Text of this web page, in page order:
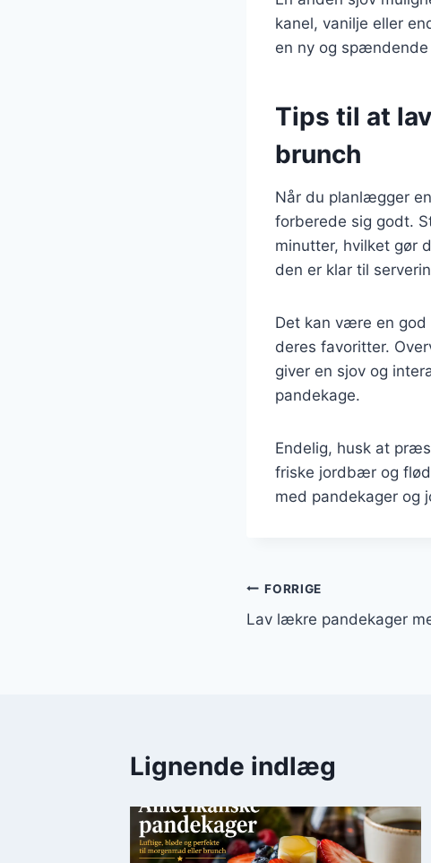
kanel, vanilje eller
en ny og spændende
Tips til at
brunch
Når du planlægger
forberede sig godt.
minutter, hvilket gør
den er klar til
Det kan være en
deres favoritter.
giver en sjov og
pandekage.
Endelig, husk at
friske jordbær og
med pandekager og
FORRIGE
Lav lækre pandekager
Lignende indlæg